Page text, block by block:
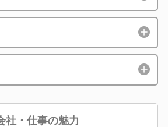
社・仕事の魅力